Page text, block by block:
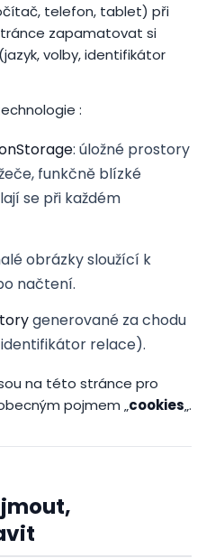
telefon, tablet) při
zapamatovat si
volby, identifikátor
:
: úložné prostory
funkčně blízké
se při každém
obrázky sloužící k
načtení.
generované za chodu
relace).
na této stránce pro
pojmem „cookies„.